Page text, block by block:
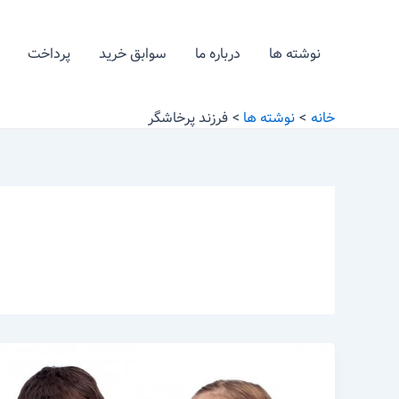
نوشته ها درباره ما سوابق خرید پرداخت
خانه نوشته ها فرزند پرخاشگر